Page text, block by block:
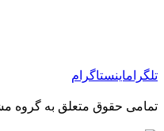
تلگراماینستاگرام
تمامی حقوق متعلق به گروه